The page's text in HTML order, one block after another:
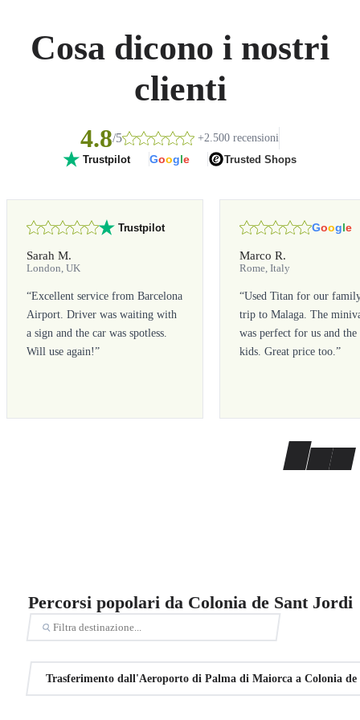
Cosa dicono i nostri
clienti
4.8/5 +2.500 recensioni
Trustpilot Google Trusted Shops
Trustpilot
Sarah M.
London, UK
“Excellent service from Barcelona
Airport. Driver was waiting with
a sign and the car was spotless.
Will use again!”
Google
Marco R.
Rome, Italy
“Used Titan for our
trip to Malaga. The
was perfect for us and the
kids. Great price too.”
Percorsi popolari da Colonia de Sant Jordi
Trasferimento dall'Aeroporto di Palma di Maiorca a Colonia de